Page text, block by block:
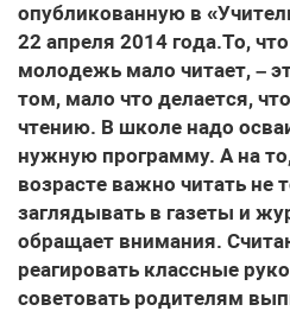
опубликованную в
22 апреля 2014 года.То,
молодежь мало читает, –
том, мало что делается,
чтению. В школе надо
нужную программу. А на
возрасте важно читать не
заглядывать в газеты и
обращает внимания.
реагировать классные
советовать родителям